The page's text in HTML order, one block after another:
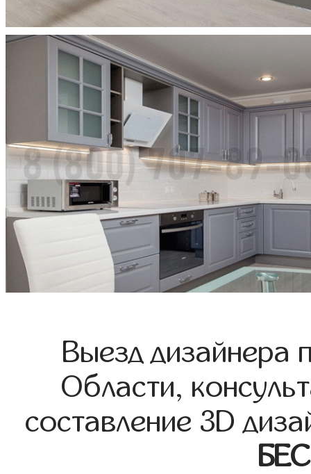
Выезд дизайнера
Области,
составление 3D